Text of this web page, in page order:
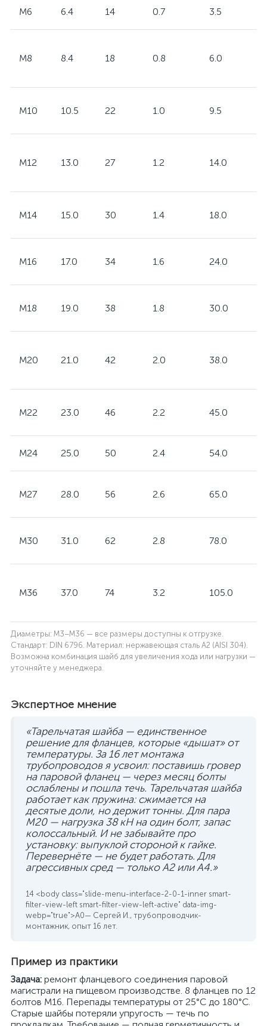
M6 6.4 14 0.7 3.5
M8 8.4 18 0.8 6.0
M10 10.5 22 1.0 9.5
M12 13.0 27 1.2 14.0
M14 15.0 30 1.4 18.0
M16 17.0 34 1.6 24.0
M18 19.0 38 1.8 30.0
M20 21.0 42 2.0 38.0
M22 23.0 46 2.2 45.0
M24 25.0 50 2.4 54.0
M27 28.0 56 2.6 65.0
M30 31.0 62 2.8 78.0
M36 37.0 74 3.2 105.0
Диаметры: M3–M36 — все размеры доступны к отгрузке.
Стандарт: DIN 6796. Материал: нержавеющая сталь A2 (AISI 304).
Возможна комбинация шайб для увеличения хода или нагрузки —
уточняйте у менеджера.
Экспертное мнение
«Тарельчатая шайба — единственное
решение для фланцев, которые «дышат» от
температуры. За 16 лет монтажа
трубопроводов я усвоил: поставишь гровер
на паровой фланец — через месяц болты
ослаблены и пошла течь. Тарельчатая шайба
работает как пружина: сжимается на
десятые доли, но держит тонны. Для пара
M20 — нагрузка 38 кН на один болт, запас
колоссальный. И не забывайте про
установку: выпуклой стороной к гайке.
Перевернёте — не будет работать. Для
агрессивных сред — только A2 или A4.»
— Сергей И., трубопроводчик-
монтажник, опыт 16 лет.
Пример из практики
Задача: ремонт фланцевого соединения паровой
магистрали на пищевом производстве. 8 фланцев по 12
болтов M16. Перепады температуры от 25°C до 180°C.
Старые шайбы потеряли упругость — течь по